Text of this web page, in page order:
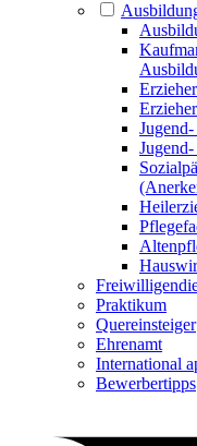
Praktikum
Quereinsteiger
Ehrenamt
International
Bewerbertipps